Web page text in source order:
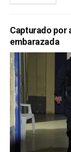
Capturado por
embarazada